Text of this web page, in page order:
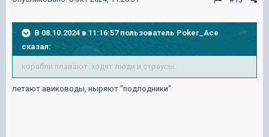
В 08.10.2024 в 11:16:57 пользователь Poker_Ace
сказал:
корабли плавают. ходят люди и страусы.
летают авиководы, ныряют "подлодники"